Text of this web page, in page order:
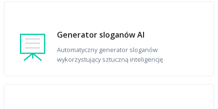
Generator sloganów AI
Automatyczny generator sloganów
wykorzystujący sztuczną inteligencję